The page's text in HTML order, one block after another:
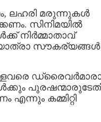
ലഹരി മരുന്നുകൾ
സിനിമയില്‍
നിർമ്മാതാവ്
സൗകര്യങ്ങൾ
കമ്മിറ്റി